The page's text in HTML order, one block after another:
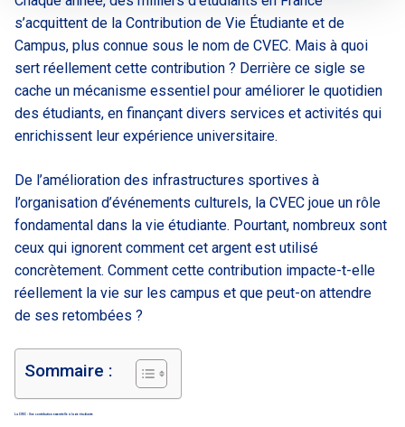
s’acquittent de la Contribution de Vie Étudiante et de
Campus, plus connue sous le nom de CVEC. Mais à quoi
sert réellement cette contribution ? Derrière ce sigle se
cache un mécanisme essentiel pour améliorer le quotidien
des étudiants, en finançant divers services et activités qui
enrichissent leur expérience universitaire.
De l’amélioration des infrastructures sportives à
l’organisation d’événements culturels, la CVEC joue un rôle
fondamental dans la vie étudiante. Pourtant, nombreux sont
ceux qui ignorent comment cet argent est utilisé
concrètement. Comment cette contribution impacte-t-elle
réellement la vie sur les campus et que peut-on attendre
de ses retombées ?
Sommaire :
La CVEC : Une contribution essentielle à la vie étudiante